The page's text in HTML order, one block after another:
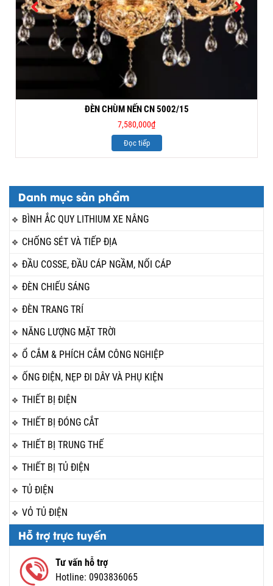
Danh mục sản phẩm
BÌNH ẮC QUY LITHIUM XE NÂNG
CHỐNG SÉT VÀ TIẾP ĐỊA
ĐẦU COSSE, ĐẦU CÁP NGẦM, NỐI CÁP
ĐÈN CHIẾU SÁNG
ĐÈN TRANG TRÍ
NĂNG LƯỢNG MẶT TRỜI
Ổ CẮM & PHÍCH CẮM CÔNG NGHIỆP
ỐNG ĐIỆN, NẸP ĐI DÂY VÀ PHỤ KIỆN
THIẾT BỊ ĐIỆN
THIẾT BỊ ĐÓNG CẮT
THIẾT BỊ TRUNG THẾ
THIẾT BỊ TỦ ĐIỆN
TỦ ĐIỆN
VỎ TỦ ĐIỆN
Hỗ trợ trực tuyến
Tư vấn hỗ trợ
Hotline: 0903836065
ĐÈN CHÙM NẾN CN 5002/15
7,580,000₫
Đọc tiếp